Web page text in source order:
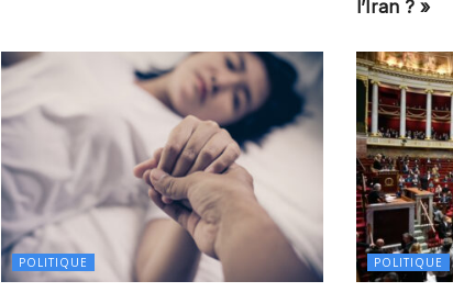
l’Iran ? »
POLITIQUE POLITIQUE